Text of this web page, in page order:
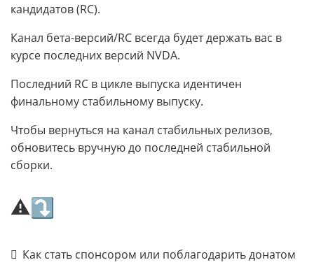
кандидатов (RC).
Канал бета-версий/RC всегда будет держать вас в
курсе последних версий NVDA.
Последний RC в цикле выпуска идентичен
финальному стабильному выпуску.
Чтобы вернуться на канал стабильных релизов,
обновитесь вручную до последней стабильной
сборки.
⚠⤵
Как стать спонсором или поблагодарить донатом